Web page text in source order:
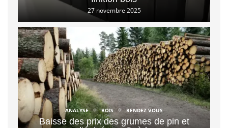
27 novembre 2025
ANALYSE BOIS RENDEZ VOUS
Baisse des prix des grumes de pin et